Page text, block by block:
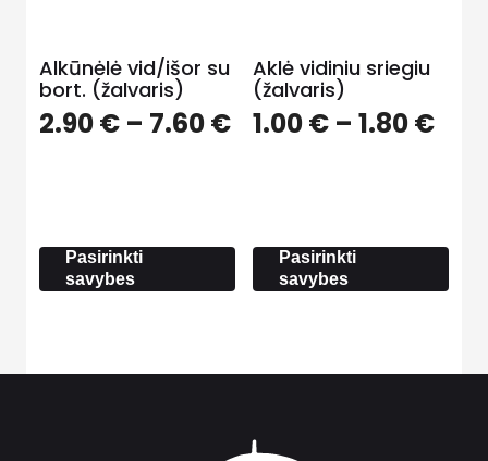
Alkūnėlė vid/išor su
bort. (žalvaris)
2.90€ – 7.60€Price
Pasirinkti
savybes
Aklė vidiniu sriegiu
(žalvaris)
1.00€ – 1.80€
Pasirinkti
savybes